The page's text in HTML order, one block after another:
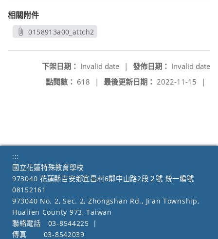
相關附件
0158913a00_attch2
發佈日期： Invalid date
下架日期： Invalid date
|
最後更新日期： 2022-11-15 |
點閱數： 618 |
:::
國立花蓮特殊教育學校
973040 花蓮縣吉安鄉宜昌村6鄰中山路2段２號 統一編號
08152161
973040 No. 2, Sec. 2, Zhongshan Rd., Ji’an Township,
Hualien County 973, Taiwan
聯絡電話
03-8544225
|
傳真
03-8542039